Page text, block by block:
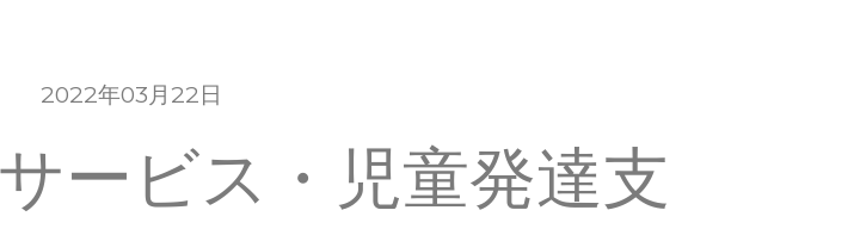
2022年03月22日
ービス・児童発達支